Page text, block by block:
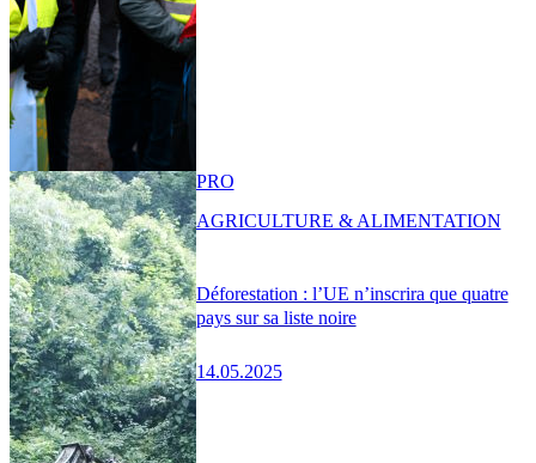
Déforestation : l’UE n’inscrira que quatre
pays sur sa liste noire
14.05.2025
PRO
AGRICULTURE & ALIMENTATION